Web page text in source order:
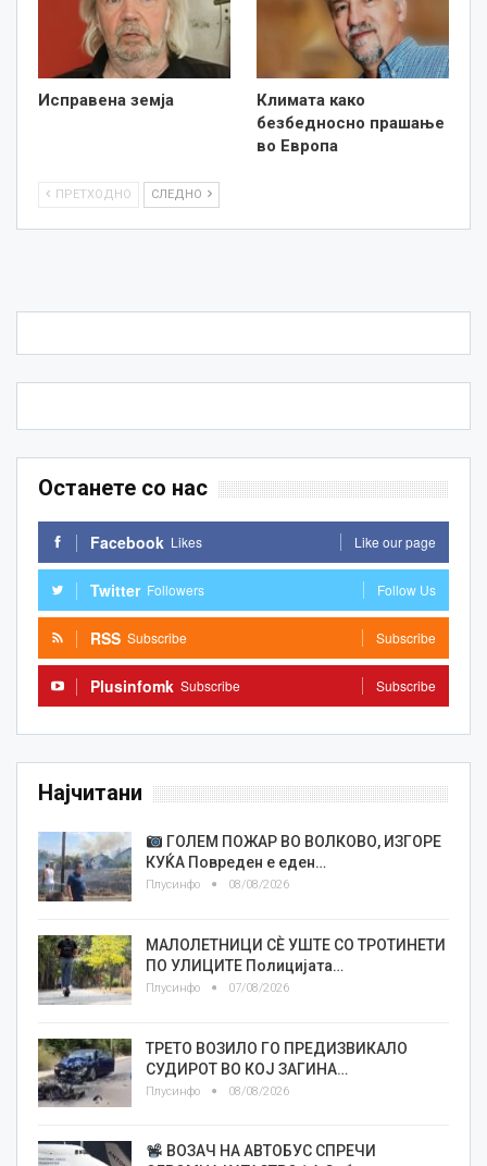
Исправена земја
Климата како
безбедносно прашање
во Европа
ПРЕТХОДНО СЛЕДНО
Останете со нас
Facebook Likes Like our page
Twitter Followers Follow Us
RSS Subscribe Subscribe
Plusinfomk Subscribe Subscribe
Најчитани
ГОЛЕМ ПОЖАР ВО ВОЛКОВО, ИЗГОРЕ
КУЌА Повреден е еден…
Плусинфо 08/08/2026
МАЛОЛЕТНИЦИ СÈ УШТЕ СО ТРОТИНЕТИ
ПО УЛИЦИТЕ Полицијата…
Плусинфо 07/08/2026
ТРЕТО ВОЗИЛО ГО ПРЕДИЗВИКАЛО
СУДИРОТ ВО КОЈ ЗАГИНА…
Плусинфо 08/08/2026
ВОЗАЧ НА АВТОБУС СПРЕЧИ